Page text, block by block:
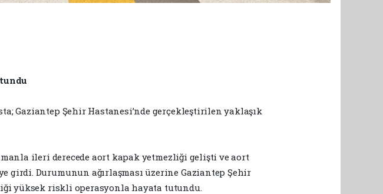
Gaziantep Şehir Hastanesi’nde gerçekleştirilen yaklaşık
ileri derecede aort kapak yetmezliği gelişti ve aort
girdi. Durumunun ağırlaşması üzerine Gaziantep Şehir
yüksek riskli operasyonla hayata tutundu.